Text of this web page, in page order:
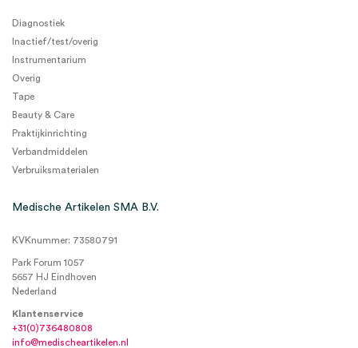
Diagnostiek
Inactief/test/overig
Instrumentarium
Overig
Tape
Beauty & Care
Praktijkinrichting
Verbandmiddelen
Verbruiksmaterialen
Medische Artikelen SMA B.V.
KVKnummer: 73580791
Park Forum 1057
5657 HJ Eindhoven
Nederland
Klantenservice
+31(0)736480808
info@medischeartikelen.nl